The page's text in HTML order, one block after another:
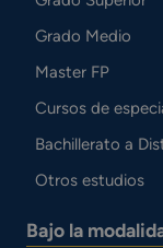
Grado Medio
Master FP
Cursos de
Bachillerato a
Otros estudios
Bajo la